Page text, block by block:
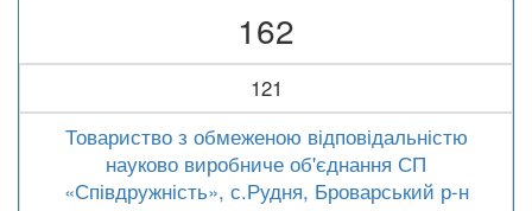
162
121
Товариство з обмеженою відповідальністю
науково виробниче об'єднання СП
«Співдружність», с.Рудня, Броварський р-н